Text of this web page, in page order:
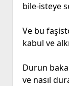
bile-isteye
Ve bu
kabul ve
Durun
ve nasıl